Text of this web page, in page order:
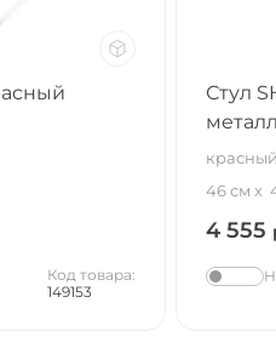
Код товара:
149153
Стул
46 см
4 555